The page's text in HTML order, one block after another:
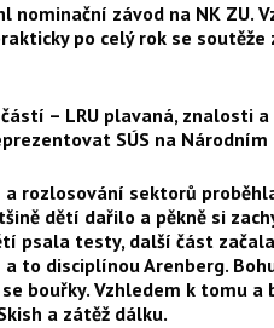
nominační závod na NK
po celý rok se
– LRU plavaná, znalosti
SÚS na
rozlosování sektorů
dětí dařilo a pěkně si
psala testy, další část
to disciplínou Arenberg.
bouřky. Vzhledem k tomu
a zátěž dálku.